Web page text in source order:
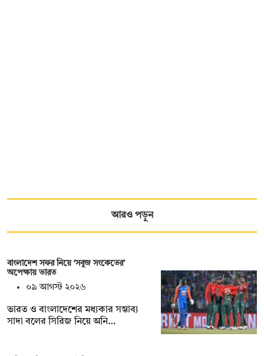
আরও পড়ুন
বাংলাদেশ সফর নিয়ে ‘সবুজ সংকেতের’
অপেক্ষায় ভারত
০৯ আগস্ট ২০২৬
ভারত ও বাংলাদেশের মধ্যকার সম্ভাব্য
সাদা বলের সিরিজ নিয়ে অনি…